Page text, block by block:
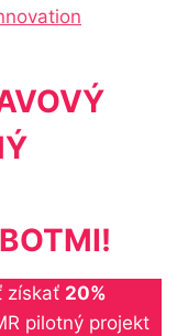
získať 20%
pilotný projekt